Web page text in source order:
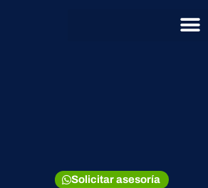
Solicitar asesoría